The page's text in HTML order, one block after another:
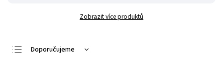
Zobrazit více produktů
Doporučujeme